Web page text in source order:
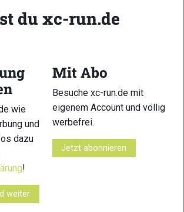
du xc-run.de
wie
und
dazu
!
weiter
Mit Abo
Besuche xc-run.de mit
eigenem Account und völlig
werbefrei.
Jetzt abonnieren